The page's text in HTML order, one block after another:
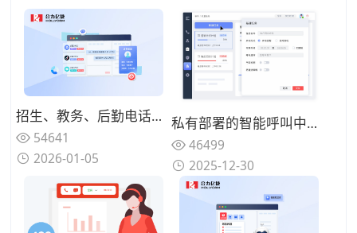
招生、教务、后勤电话混在一起，高校热线电话为何总是“谁都不满意”？
54641
2026-01-05
私有部署的智能呼叫中心系统成本构成是什么？一次性投入 vs 长期运维
46499
2025-12-30